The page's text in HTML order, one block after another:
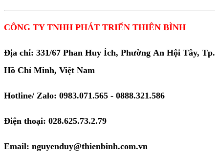
CÔNG TY TNHH PHÁT TRIỂN THIÊN BÌNH
Địa chỉ: 331/67 Phan Huy Ích, Phường An Hội Tây, Tp.
Hồ Chí Minh, Việt Nam
Hotline/ Zalo: 0983.071.565 - 0888.321.586
Điện thoại: 028.625.73.2.79
Email: nguyenduy@thienbinh.com.vn